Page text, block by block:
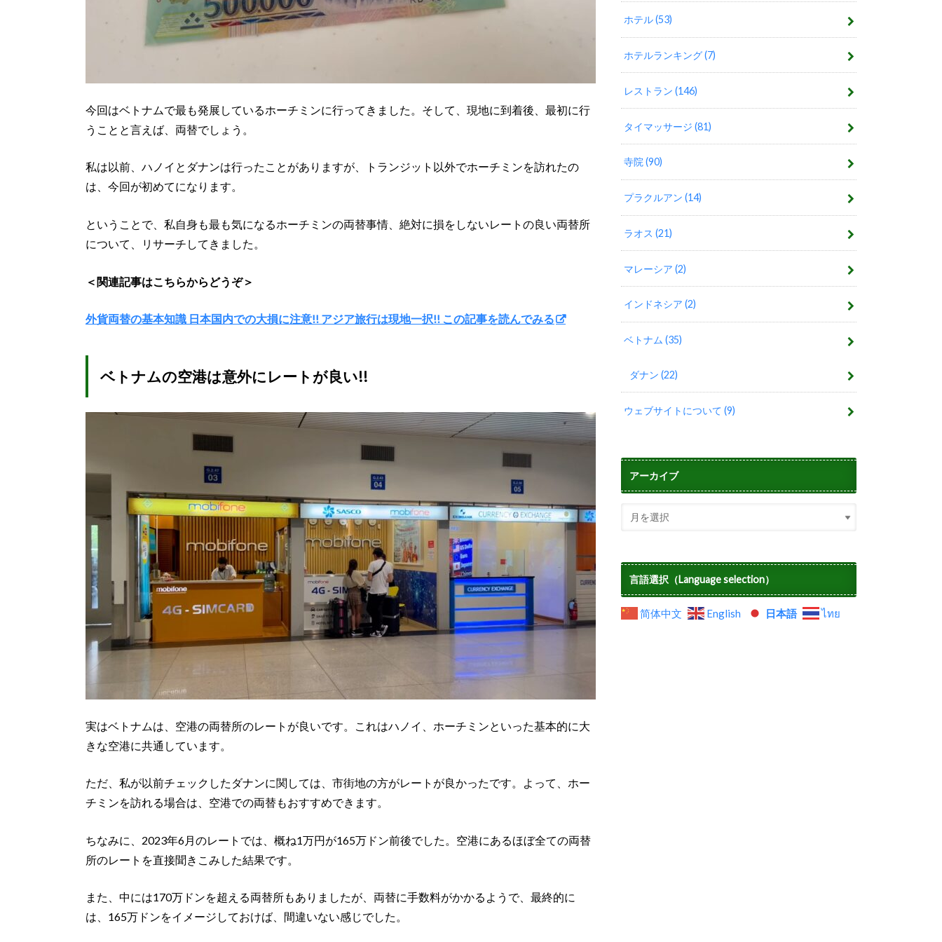
今回はベトナムで最も発展しているホーチミンに行ってきました。そして、現地に到着後、最初に行
うことと言えば、両替でしょう。
私は以前、ハノイとダナンは行ったことがありますが、トランジット以外でホーチミンを訪れたの
は、今回が初めてになります。
ということで、私自身も最も気になるホーチミンの両替事情、絶対に損をしないレートの良い両替所
について、リサーチしてきました。
＜関連記事はこちらからどうぞ＞
外貨両替の基本知識 日本国内での大損に注意!! アジア旅行は現地一択!! この記事を読んでみる
ベトナムの空港は意外にレートが良い!!
実はベトナムは、空港の両替所のレートが良いです。これはハノイ、ホーチミンといった基本的に大
きな空港に共通しています。
ただ、私が以前チェックしたダナンに関しては、市街地の方がレートが良かったです。よって、ホー
チミンを訪れる場合は、空港での両替もおすすめできます。
ちなみに、2023年6月のレートでは、概ね1万円が165万ドン前後でした。空港にあるほぼ全ての両替
所のレートを直接聞きこみした結果です。
また、中には170万ドンを超える両替所もありましたが、両替に手数料がかかるようで、最終的に
は、165万ドンをイメージしておけば、間違いない感じでした。
ホテル(53)
ホテルランキング(7)
レストラン(146)
タイマッサージ(81)
寺院(90)
プラクルアン(14)
ラオス(21)
マレーシア(2)
インドネシア(2)
ベトナム(35)
ダナン (22)
ウェブサイトについて(9)
アーカイブ
言語選択（Language selection）
简体中文 English 日本語 ไทย